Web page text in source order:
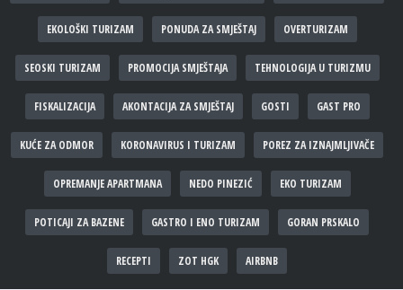
EKOLOŠKI TURIZAM PONUDA ZA SMJEŠTAJ OVERTURIZAM
SEOSKI TURIZAM PROMOCIJA SMJEŠTAJA TEHNOLOGIJA U TURIZMU
FISKALIZACIJA AKONTACIJA ZA SMJEŠTAJ GOSTI GAST PRO
KUĆE ZA ODMOR KORONAVIRUS I TURIZAM POREZ ZA IZNAJMLJIVAČE
OPREMANJE APARTMANA NEDO PINEZIĆ EKO TURIZAM
POTICAJI ZA BAZENE GASTRO I ENO TURIZAM GORAN PRSKALO
RECEPTI ZOT HGK AIRBNB